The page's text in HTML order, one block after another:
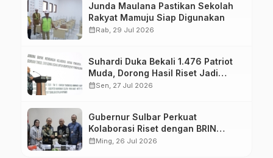
Junda Maulana Pastikan Sekolah
Rakyat Mamuju Siap Digunakan
calendar_monthRab, 29 Jul 2026
Suhardi Duka Bekali 1.476 Patriot
Muda, Dorong Hasil Riset Jadi
Dasar Kebijakan Transmigrasi
calendar_monthSen, 27 Jul 2026
Gubernur Sulbar Perkuat
Kolaborasi Riset dengan BRIN
untuk Mendukung Pembangunan
calendar_monthMing, 26 Jul 2026